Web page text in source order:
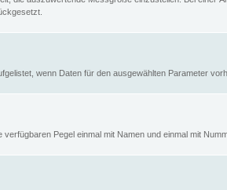
wenn Daten für den ausgewählten Parameter
verfügbaren Pegel einmal mit Namen und einmal mit